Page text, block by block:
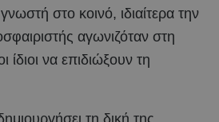
στο κοινό, ιδιαίτερα την
αγωνιζόταν στη
να επιδιώξουν τη